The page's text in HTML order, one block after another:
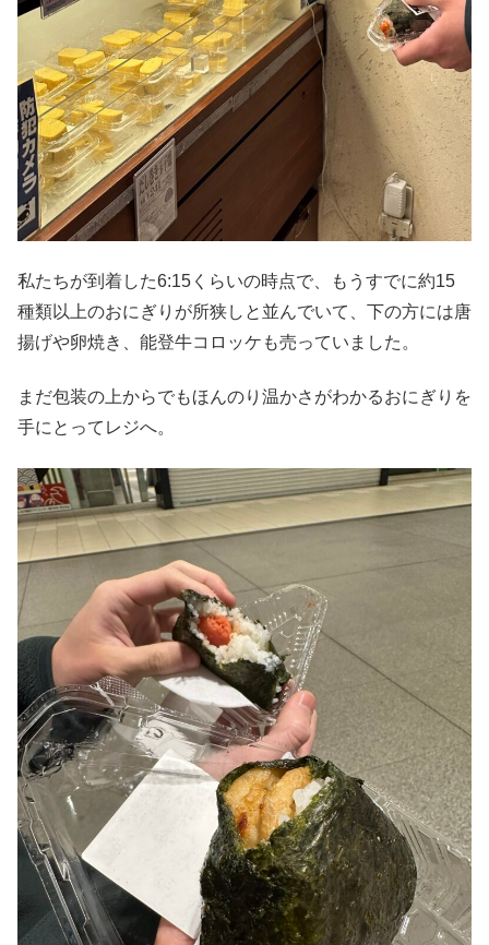
私たちが到着した6:15くらいの時点で、もうすでに約15
種類以上のおにぎりが所狭しと並んでいて、下の方には唐
揚げや卵焼き、能登牛コロッケも売っていました。
まだ包装の上からでもほんのり温かさがわかるおにぎりを
手にとってレジへ。